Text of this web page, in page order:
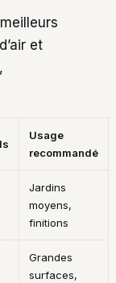
et
Usage
recommandé
Jardins
moyens,
finitions
Grandes
surfaces,